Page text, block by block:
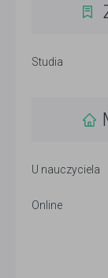
Studia
U nauczyciela
Online